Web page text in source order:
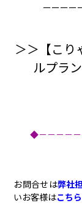
ーーーー
＞＞【こり
ルプラ
◆－－－－
お問合せは弊社
いお客様はこち